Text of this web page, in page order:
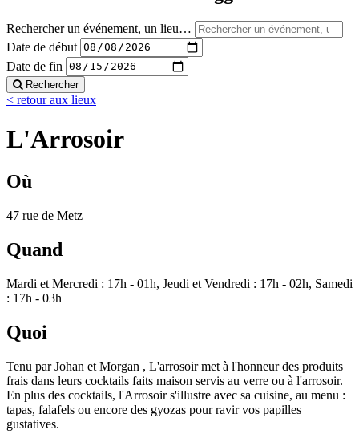
Rechercher un événement, un lieu…
Date de début
Date de fin
Rechercher
< retour aux lieux
L'Arrosoir
Où
47 rue de Metz
Quand
Mardi et Mercredi : 17h - 01h, Jeudi et Vendredi : 17h - 02h, Samedi
: 17h - 03h
Quoi
Tenu par Johan et Morgan , L'arrosoir met à l'honneur des produits
frais dans leurs cocktails faits maison servis au verre ou à l'arrosoir.
En plus des cocktails, l'Arrosoir s'illustre avec sa cuisine, au menu :
tapas, falafels ou encore des gyozas pour ravir vos papilles
gustatives.